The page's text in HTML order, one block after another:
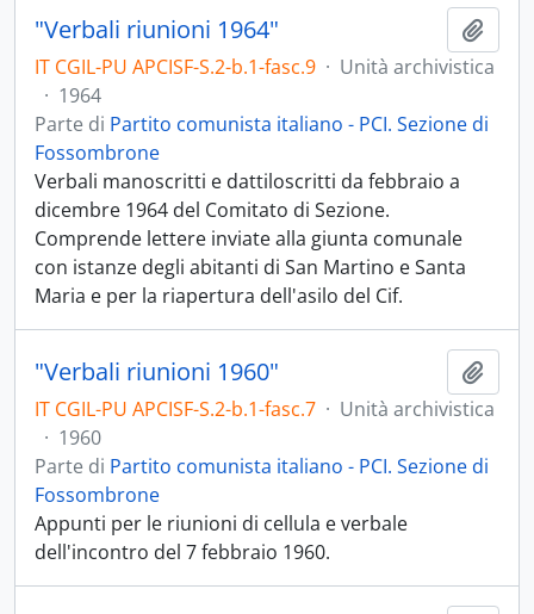
"Verbali riunioni 1964"
IT CGIL-PU APCISF-S.2-b.1-fasc.9 · Unità archivistica
· 1964
Parte di Partito comunista italiano - PCI. Sezione di
Fossombrone
Verbali manoscritti e dattiloscritti da febbraio a
dicembre 1964 del Comitato di Sezione.
Comprende lettere inviate alla giunta comunale
con istanze degli abitanti di San Martino e Santa
Maria e per la riapertura dell'asilo del Cif.
"Verbali riunioni 1960"
IT CGIL-PU APCISF-S.2-b.1-fasc.7 · Unità archivistica
· 1960
Parte di Partito comunista italiano - PCI. Sezione di
Fossombrone
Appunti per le riunioni di cellula e verbale
dell'incontro del 7 febbraio 1960.